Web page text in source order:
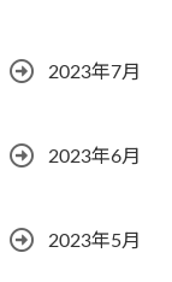
2023年7月
2023年6月
2023年5月